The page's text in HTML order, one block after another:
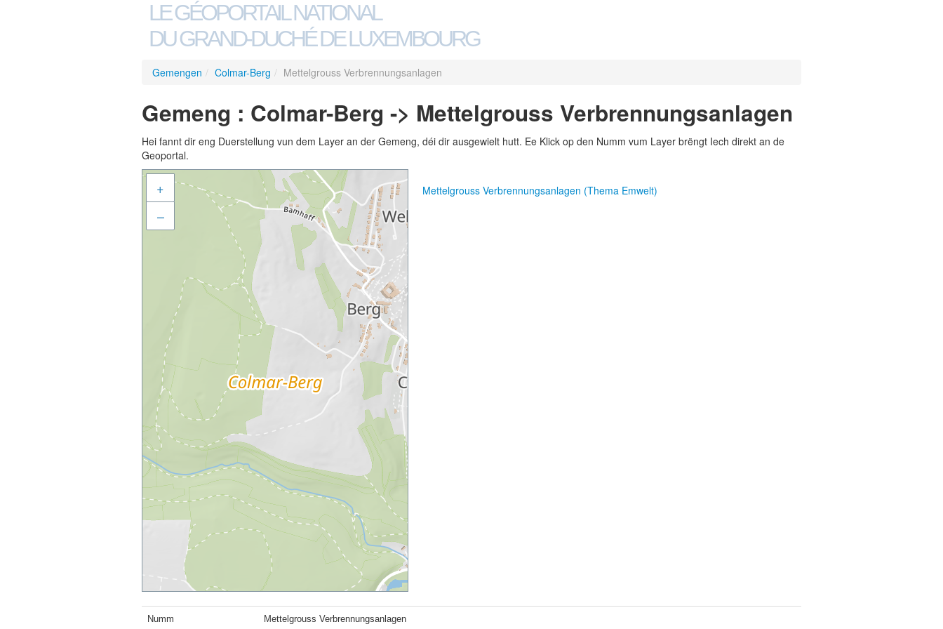
LE GÉOPORTAIL NATIONAL
DU GRAND-DUCHÉ DE LUXEMBOURG
Gemengen / Colmar-Berg / Mettelgrouss Verbrennungsanlagen
Gemeng : Colmar-Berg -> Mettelgrouss Verbrennungsanlagen
Hei fannt dir eng Duerstellung vun dem Layer an der Gemeng, déi dir ausgewielt hutt. Ee Klick op den Numm vum Layer brëngt Iech direkt an de
Geoportal.
+
–
Mettelgrouss Verbrennungsanlagen (Thema Emwelt)
Numm Mettelgrouss Verbrennungsanlagen